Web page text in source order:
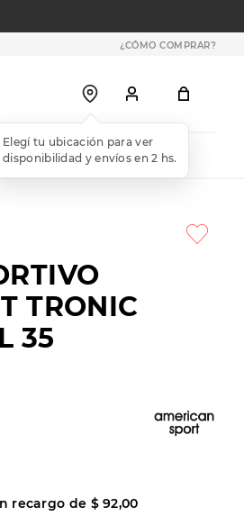
¿CÓMO COMPRAR?
WEB
TRONIC
35
recargo de $ 92,00